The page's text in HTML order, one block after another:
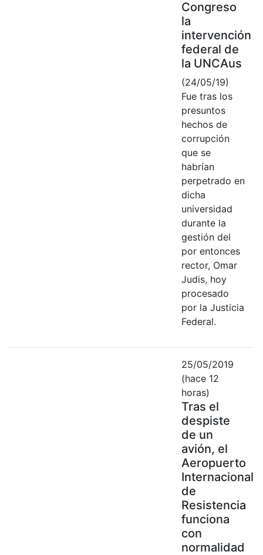
Congreso
la
intervención
federal de
la UNCAus
(24/05/19)
Fue tras los
presuntos
hechos de
corrupción
que se
habrían
perpetrado en
dicha
universidad
durante la
gestión del
por entonces
rector, Omar
Judis, hoy
procesado
por la Justicia
Federal.
25/05/2019
(hace 12
horas)
Tras el
despiste
de un
avión, el
Aeropuerto
Internacional
de
Resistencia
funciona
con
normalidad